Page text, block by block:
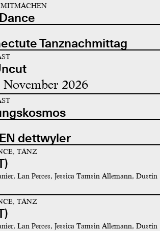
Tanznachmittag
November 2026
dettwyler
TANZ
Lan Perces, Jessica Tamsin Allemann, Dustin
TANZ
Lan Perces, Jessica Tamsin Allemann, Dustin